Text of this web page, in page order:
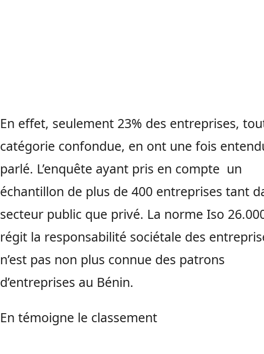
En effet, seulement 23% des entreprises,
catégorie confondue, en ont une fois
parlé. L’enquête ayant pris en compte un
échantillon de plus de 400 entreprises tant
secteur public que privé. La norme Iso
régit la responsabilité sociétale des
n’est pas non plus connue des patrons
d’entreprises au Bénin.
En témoigne le classement